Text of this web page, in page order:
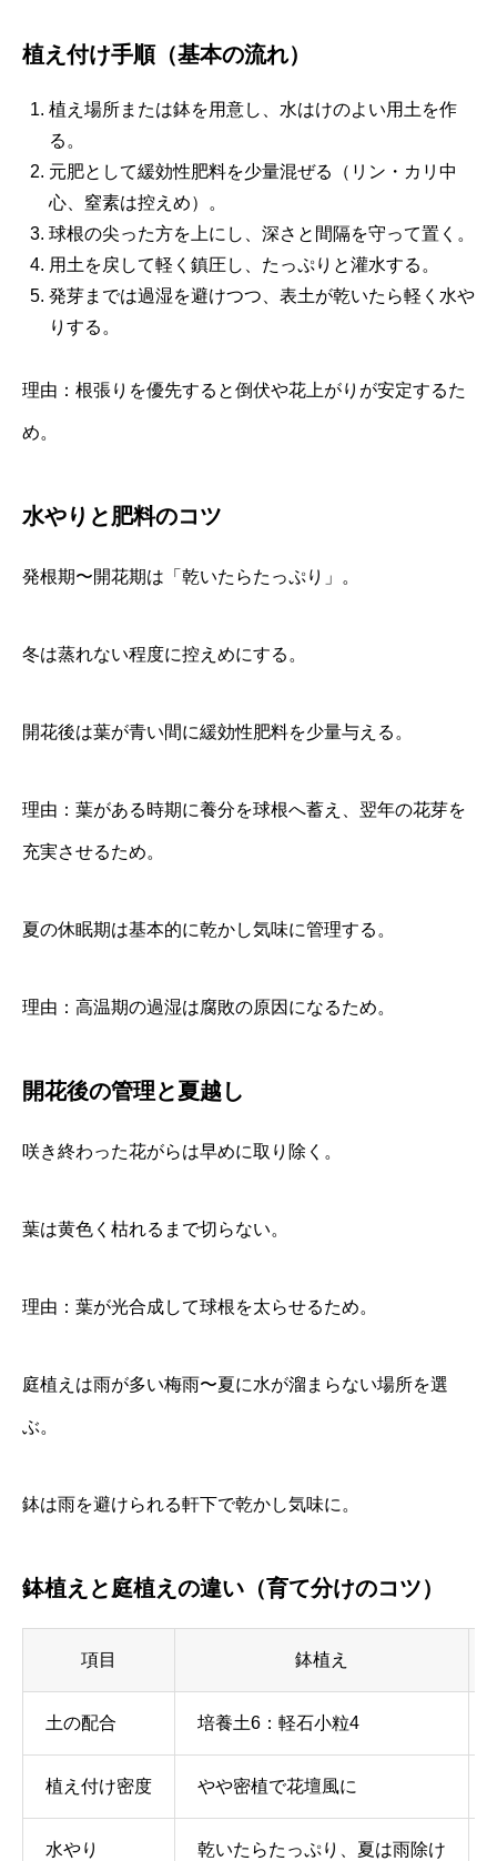
植え付け手順（基本の流れ）
植え場所または鉢を用意し、水はけのよい用土を作
る。
元肥として緩効性肥料を少量混ぜる（リン・カリ中
心、窒素は控えめ）。
球根の尖った方を上にし、深さと間隔を守って置く。
用土を戻して軽く鎮圧し、たっぷりと灌水する。
発芽までは過湿を避けつつ、表土が乾いたら軽く水や
りする。
理由：根張りを優先すると倒伏や花上がりが安定するた
め。
水やりと肥料のコツ
発根期〜開花期は「乾いたらたっぷり」。
冬は蒸れない程度に控えめにする。
開花後は葉が青い間に緩効性肥料を少量与える。
理由：葉がある時期に養分を球根へ蓄え、翌年の花芽を
充実させるため。
夏の休眠期は基本的に乾かし気味に管理する。
理由：高温期の過湿は腐敗の原因になるため。
開花後の管理と夏越し
咲き終わった花がらは早めに取り除く。
葉は黄色く枯れるまで切らない。
理由：葉が光合成して球根を太らせるため。
庭植えは雨が多い梅雨〜夏に水が溜まらない場所を選
ぶ。
鉢は雨を避けられる軒下で乾かし気味に。
鉢植えと庭植えの違い（育て分けのコツ）
項目 鉢植え
土の配合 培養土6：軽石小粒4
植え付け密度 やや密植で花壇風に
水やり 乾いたらたっぷり、夏は雨除け